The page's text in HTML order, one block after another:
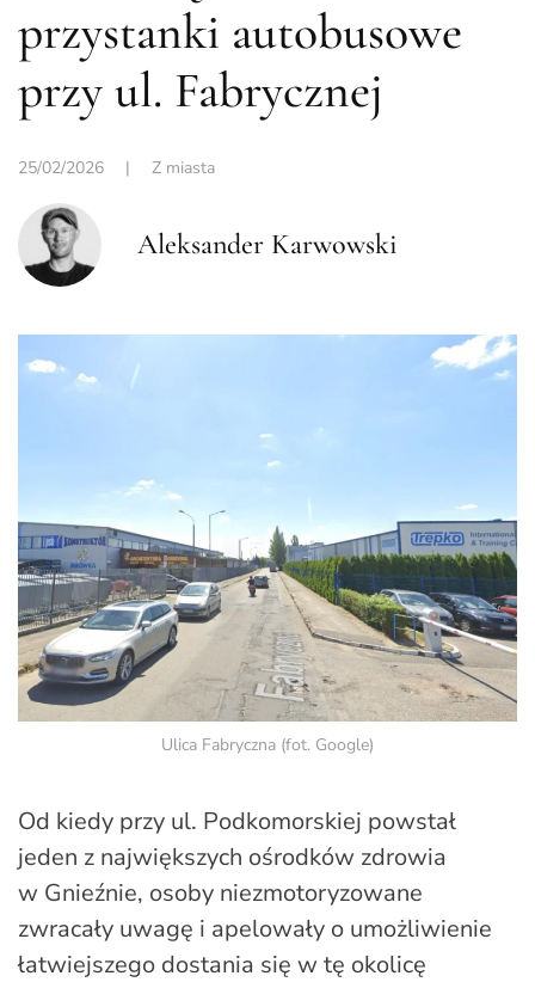
przystanki autobusowe
przy ul. Fabrycznej
25/02/2026 | Z miasta
Aleksander Karwowski
Ulica Fabryczna (fot. Google)
Od kiedy przy ul. Podkomorskiej powstał
jeden z największych ośrodków zdrowia
w Gnieźnie, osoby niezmotoryzowane
zwracały uwagę i apelowały o umożliwienie
łatwiejszego dostania się w tę okolicę